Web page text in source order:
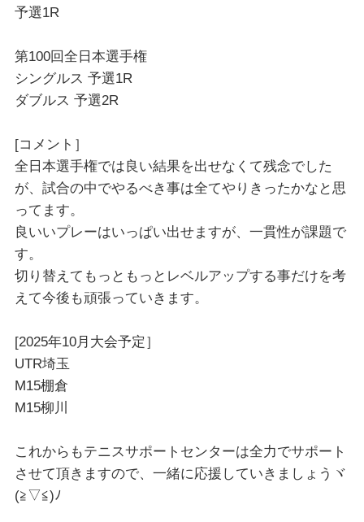
予選1R
第100回全日本選手権
シングルス 予選1R
ダブルス 予選2R
[コメント］
全日本選手権では良い結果を出せなくて残念でした
が、試合の中でやるべき事は全てやりきったかなと思
ってます。
良いいプレーはいっぱい出せますが、一貫性が課題で
す。
切り替えてもっともっとレベルアップする事だけを考
えて今後も頑張っていきます。
[2025年10月大会予定］
UTR埼玉
M15棚倉
M15柳川
これからもテニスサポートセンターは全力でサポート
させて頂きますので、一緒に応援していきましょうヾ
(≧▽≦)ﾉ